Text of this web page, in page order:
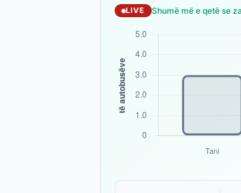
LIVE Shumë më e qetë se